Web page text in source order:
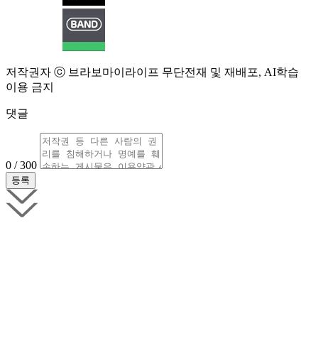
저작권자 ⓒ 브라보마이라이프 무단전재 및 재배포, AI학습
이용 금지
댓글
0 / 300